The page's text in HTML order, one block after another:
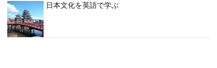
日本文化を英語で学ぶ